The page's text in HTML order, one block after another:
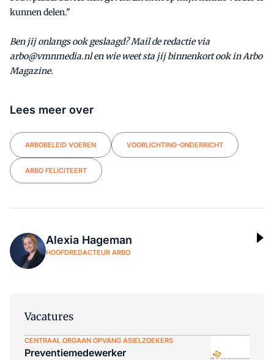
kunnen delen."
Ben jij onlangs ook geslaagd? Mail de redactie via
arbo@vmnmedia.nl en wie weet sta jij binnenkort ook in Arbo
Magazine.
Lees meer over
ARBOBELEID VOEREN VOORLICHTING-ONDERRICHT
ARBO FELICITEERT
Alexia Hageman
HOOFDREDACTEUR ARBO
Vacatures
CENTRAAL ORGAAN OPVANG ASIELZOEKERS
Preventiemedewerker